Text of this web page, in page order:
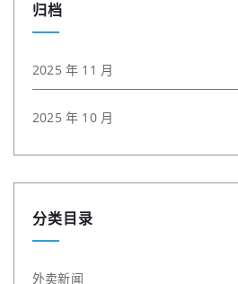
归档
2025 年 11 月
2025 年 10 月
分类目录
外卖新闻